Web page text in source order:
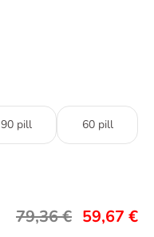
90 pill 60 pill
79,36€ 59,67 €